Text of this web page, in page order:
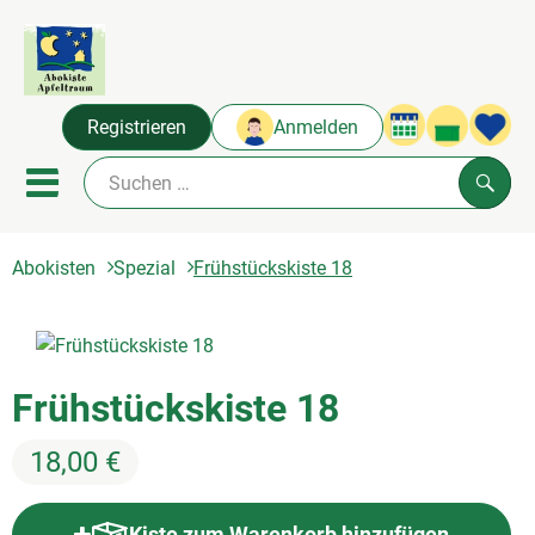
Registrieren Anmelden
Mobiles Menu öffnen oder
Abokisten
Angebot & Neues
Über uns
Abokisten Spezial Frühstückskiste 18
Frühstückskiste 18
18,00 €